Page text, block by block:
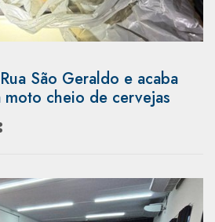
São Geraldo e acaba
cheio de cervejas